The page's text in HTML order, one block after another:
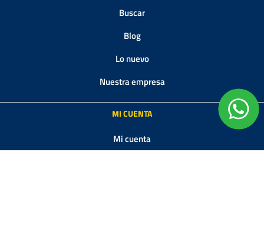
Buscar
Blog
Lo nuevo
Nuestra empresa
MI CUENTA
Mi cuenta